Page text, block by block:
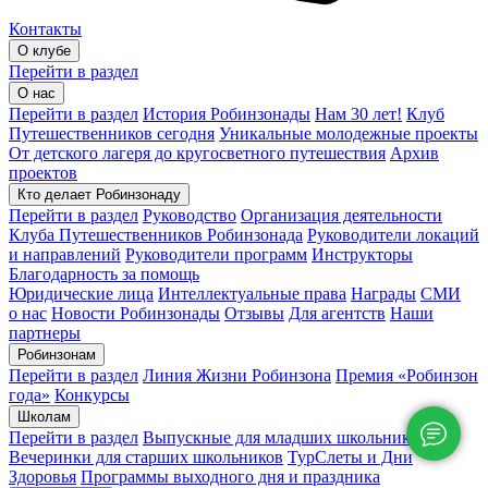
Контакты
О клубе
Перейти в раздел
О нас
Перейти в раздел История Робинзонады Нам 30 лет! Клуб
Путешественников сегодня Уникальные молодежные проекты
От детского лагеря до кругосветного путешествия Архив
проектов
Кто делает Робинзонаду
Перейти в раздел Руководство Организация деятельности
Клуба Путешественников Робинзонада Руководители локаций
и направлений Руководители программ Инструкторы
Благодарность за помощь
Юридические лица Интеллектуальные права Награды СМИ
о нас Новости Робинзонады Отзывы Для агентств Наши
партнеры
Робинзонам
Перейти в раздел Линия Жизни Робинзона Премия «Робинзон
года» Конкурсы
Школам
Перейти в раздел Выпускные для младших школьников
Вечеринки для старших школьников ТурСлеты и Дни
Здоровья Программы выходного дня и праздника​